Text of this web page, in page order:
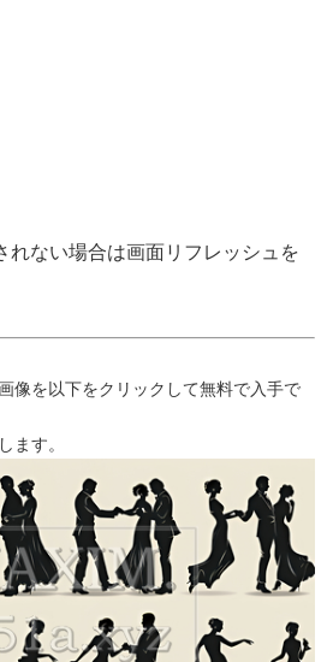
れない場合は画面リフレッシュを
像を以下をクリックして無料で入手で
ます。